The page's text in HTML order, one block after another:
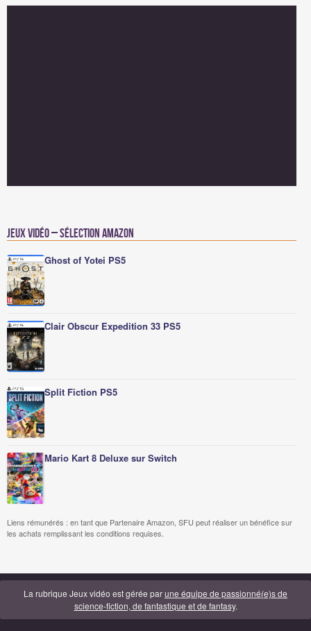
Jeux vidéo – Sélection Amazon
Ghost of Yotei PS5
Clair Obscur Expedition 33 PS5
Split Fiction PS5
Mario Kart 8 Deluxe sur Switch
Liens rémunérés : en tant que Partenaire Amazon, SFU peut réaliser un bénéfice sur
les achats remplissant les conditions requises.
La rubrique Jeux vidéo est gérée parune équipe de passionné(e)s de
science-fiction, de fantastique et de fantasy.